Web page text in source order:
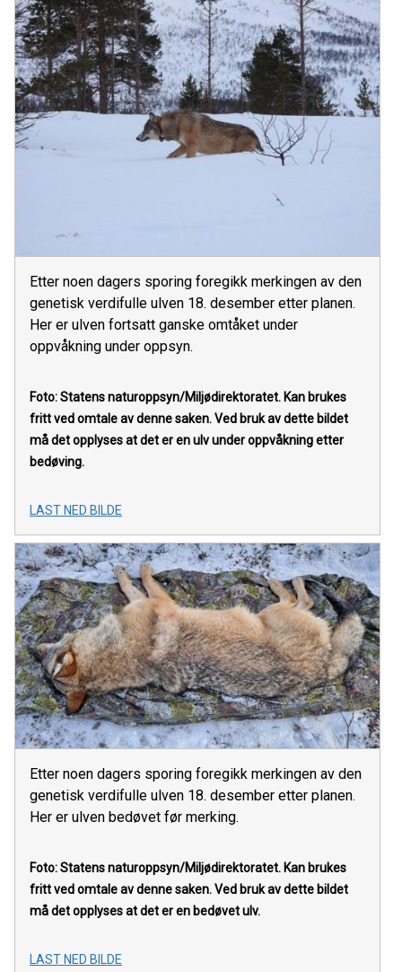
Etter noen dagers sporing foregikk merkingen av den
genetisk verdifulle ulven 18. desember etter planen.
Her er ulven fortsatt ganske omtåket under
oppvåkning under oppsyn.
Foto: Statens naturoppsyn/Miljødirektoratet. Kan brukes
fritt ved omtale av denne saken. Ved bruk av dette bildet
må det opplyses at det er en ulv under oppvåkning etter
bedøving.
LAST NED BILDE
Etter noen dagers sporing foregikk merkingen av den
genetisk verdifulle ulven 18. desember etter planen.
Her er ulven bedøvet før merking.
Foto: Statens naturoppsyn/Miljødirektoratet. Kan brukes
fritt ved omtale av denne saken. Ved bruk av dette bildet
må det opplyses at det er en bedøvet ulv.
LAST NED BILDE